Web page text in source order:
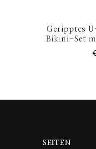
Geripptes
Bikini-Set
SEITEN